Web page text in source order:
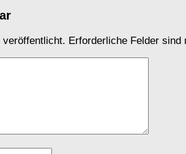
veröffentlicht. Erforderliche Felder sind